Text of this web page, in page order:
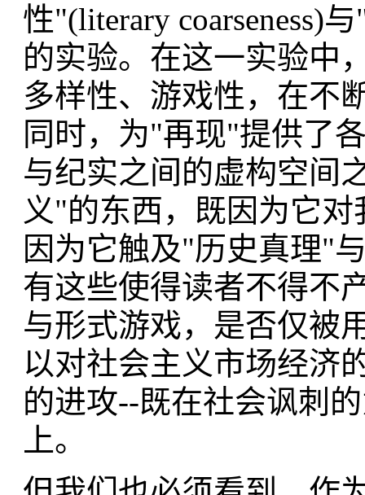
性"(literary coarseness)
的实验。在这一实验中
多样性、游戏性，在不
同时，为"再现"提供了
与纪实之间的虚构空间
义"的东西，既因为它
因为它触及"历史真理"
有这些使得读者不得不
与形式游戏，是否仅被
以对社会主义市场经济
的进攻--既在社会讽刺
上。